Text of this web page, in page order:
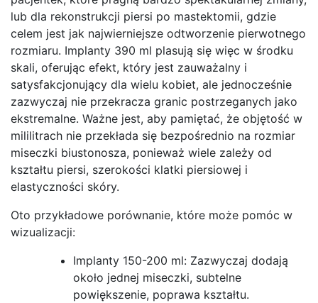
lub dla rekonstrukcji piersi po mastektomii, gdzie
celem jest jak najwierniejsze odtworzenie pierwotnego
rozmiaru. Implanty 390 ml plasują się więc w środku
skali, oferując efekt, który jest zauważalny i
satysfakcjonujący dla wielu kobiet, ale jednocześnie
zazwyczaj nie przekracza granic postrzeganych jako
ekstremalne. Ważne jest, aby pamiętać, że objętość w
mililitrach nie przekłada się bezpośrednio na rozmiar
miseczki biustonosza, ponieważ wiele zależy od
kształtu piersi, szerokości klatki piersiowej i
elastyczności skóry.
Oto przykładowe porównanie, które może pomóc w
wizualizacji:
Implanty 150-200 ml: Zazwyczaj dodają
około jednej miseczki, subtelne
powiększenie, poprawa kształtu.